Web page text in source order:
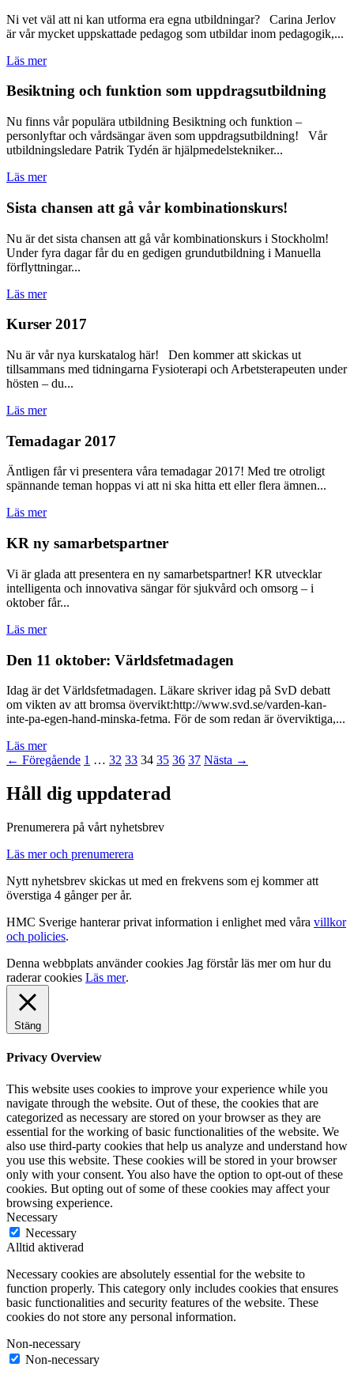
Ni vet väl att ni kan utforma era egna utbildningar? Carina Jerlov
är vår mycket uppskattade pedagog som utbildar inom pedagogik,...
Läs mer
Besiktning och funktion som uppdrags­utbildning
Nu finns vår populära utbildning Besiktning och funktion –
personlyftar och vårdsängar även som uppdragsutbildning! Vår
utbildningsledare Patrik Tydén är hjälpmedelstekniker...
Läs mer
Sista chansen att gå vår kombinations­kurs!
Nu är det sista chansen att gå vår kombinationskurs i Stockholm!
Under fyra dagar får du en gedigen grundutbildning i Manuella
förflyttningar...
Läs mer
Kurser 2017
Nu är vår nya kurskatalog här! Den kommer att skickas ut
tillsammans med tidningarna Fysioterapi och Arbetsterapeuten under
hösten – du...
Läs mer
Temadagar 2017
Äntligen får vi presentera våra temadagar 2017! Med tre otroligt
spännande teman hoppas vi att ni ska hitta ett eller flera ämnen...
Läs mer
KR ny samarbetspartner
Vi är glada att presentera en ny samarbetspartner! KR utvecklar
intelligenta och innovativa sängar för sjukvård och omsorg – i
oktober får...
Läs mer
Den 11 oktober: Världsfetmadagen
Idag är det Världsfetmadagen. Läkare skriver idag på SvD debatt
om vikten av att bromsa övervikt:http://www.svd.se/varden-kan-
inte-pa-egen-hand-minska-fetma. För de som redan är överviktiga,...
Läs mer
← Föregående 1 … 32 33 34 35 36 37 Nästa →
Håll dig uppdaterad
Prenumerera på vårt nyhetsbrev
Läs mer och prenumerera
Nytt nyhetsbrev skickas ut med en frekvens som ej kommer att
överstiga 4 gånger per år.
HMC Sverige hanterar privat information i enlighet med våra villkor
och policies.
Denna webbplats använder cookies Jag förstårläs mer om hur du
raderar cookies Läs mer.
Stäng
Privacy Overview
This website uses cookies to improve your experience while you
navigate through the website. Out of these, the cookies that are
categorized as necessary are stored on your browser as they are
essential for the working of basic functionalities of the website. We
also use third-party cookies that help us analyze and understand how
you use this website. These cookies will be stored in your browser
only with your consent. You also have the option to opt-out of these
cookies. But opting out of some of these cookies may affect your
browsing experience.
Necessary
Necessary
Alltid aktiverad
Necessary cookies are absolutely essential for the website to
function properly. This category only includes cookies that ensures
basic functionalities and security features of the website. These
cookies do not store any personal information.
Non-necessary
Non-necessary